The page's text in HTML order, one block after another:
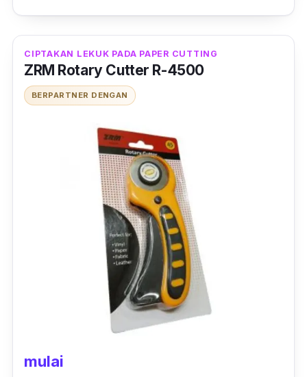
CIPTAKAN LEKUK PADA PAPER CUTTING
ZRM Rotary Cutter R-4500
BERPARTNER DENGAN
mulai